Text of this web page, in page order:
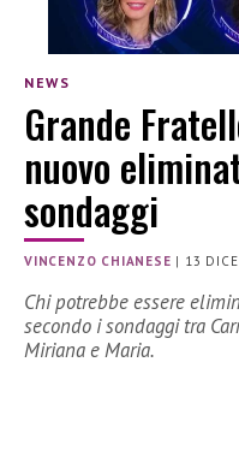
NEWS
Grande
nuovo
sondaggi
VINCENZO CHIANESE | 13
Chi potrebbe essere
secondo i sondaggi tra
Miriana e Maria.